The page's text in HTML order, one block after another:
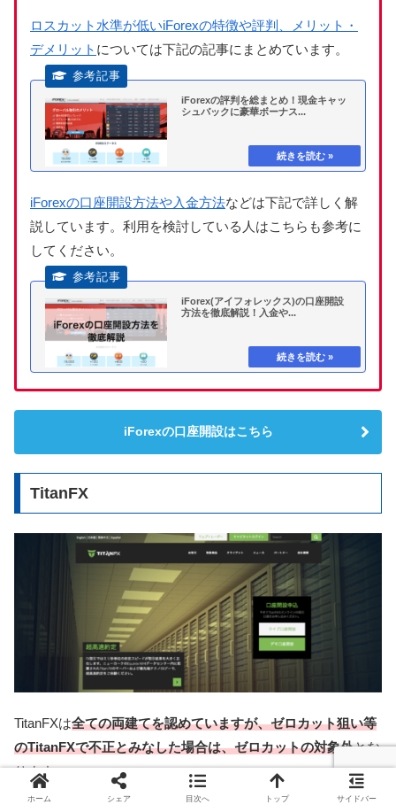
ロスカット水準が低いiForexの特徴や評判、メリット・
デメリット については下記の記事にまとめています。
iForexの評判を総まとめ！現金キャッ
シュバックに豪華ボーナス...
iForexの口座開設方法や入金方法などは下記で詳しく解
説しています。利用を検討している人はこちらも参考に
してください。
iForex(アイフォレックス)の口座開設
方法を徹底解説！入金や...
iForexの口座開設はこちら
TitanFX
TitanFXは全ての両建てを認めていますが、ゼロカット狙い等
のTitanFXで不正とみなした場合は、ゼロカットの対象外とな
ります。
ホーム シェア 目次へ トップ サイドバー